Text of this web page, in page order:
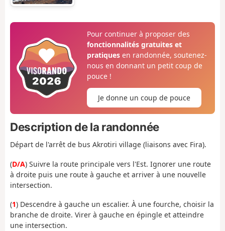
Pour continuer à proposer des
fonctionnalités gratuites et
pratiquesen randonnée, soutenez-
nous en donnant un petit coup de
pouce !
Je donne un coup de pouce
Description de la randonnée
Départ de l'arrêt de bus Akrotiri village (liaisons avec Fira).
(D/A) Suivre la route principale vers l'Est. Ignorer une route
à droite puis une route à gauche et arriver à une nouvelle
intersection.
(1) Descendre à gauche un escalier. À une fourche, choisir la
branche de droite. Virer à gauche en épingle et atteindre
une intersection.